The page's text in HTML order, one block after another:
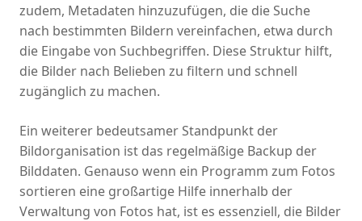
zudem, Metadaten hinzuzufügen, die die Suche
nach bestimmten Bildern vereinfachen, etwa durch
die Eingabe von Suchbegriffen. Diese Struktur hilft,
die Bilder nach Belieben zu filtern und schnell
zugänglich zu machen.
Ein weiterer bedeutsamer Standpunkt der
Bildorganisation ist das regelmäßige Backup der
Bilddaten. Genauso wenn ein Programm zum Fotos
sortieren eine großartige Hilfe innerhalb der
Verwaltung von Fotos hat, ist es essenziell, die Bilder